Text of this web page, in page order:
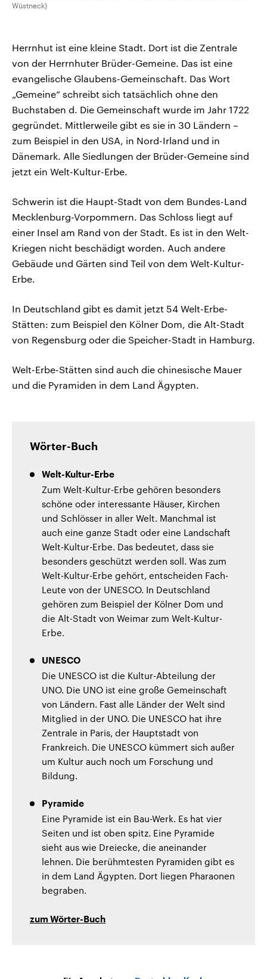
Wüstneck)
Herrnhut ist eine kleine Stadt. Dort ist die Zentrale
von der Herrnhuter Brüder-Gemeine. Das ist eine
evangelische Glaubens-Gemeinschaft. Das Wort
„Gemeine“ schreibt sich tatsächlich ohne den
Buchstaben d. Die Gemeinschaft wurde im Jahr 1722
gegründet. Mittlerweile gibt es sie in 30 Ländern –
zum Beispiel in den USA, in Nord-Irland und in
Dänemark. Alle Siedlungen der Brüder-Gemeine sind
jetzt ein Welt-Kultur-Erbe.
Schwerin ist die Haupt-Stadt von dem Bundes-Land
Mecklenburg-Vorpommern. Das Schloss liegt auf
einer Insel am Rand von der Stadt. Es ist in den Welt-
Kriegen nicht beschädigt worden. Auch andere
Gebäude und Gärten sind Teil von dem Welt-Kultur-
Erbe.
In Deutschland gibt es damit jetzt 54 Welt-Erbe-
Stätten: zum Beispiel den Kölner Dom, die Alt-Stadt
von Regensburg oder die Speicher-Stadt in Hamburg.
Welt-Erbe-Stätten sind auch die chinesische Mauer
und die Pyramiden in dem Land Ägypten.
Wörter-Buch
Welt-Kultur-Erbe
Zum Welt-Kultur-Erbe gehören besonders
schöne oder interessante Häuser, Kirchen
und Schlösser in aller Welt. Manchmal ist
auch eine ganze Stadt oder eine Landschaft
Welt-Kultur-Erbe. Das bedeutet, dass sie
besonders geschützt werden soll. Was zum
Welt-Kultur-Erbe gehört, entscheiden Fach-
Leute von der UNESCO. In Deutschland
gehören zum Beispiel der Kölner Dom und
die Alt-Stadt von Weimar zum Welt-Kultur-
Erbe.
UNESCO
Die UNESCO ist die Kultur-Abteilung der
UNO. Die UNO ist eine große Gemeinschaft
von Ländern. Fast alle Länder der Welt sind
Mitglied in der UNO. Die UNESCO hat ihre
Zentrale in Paris, der Hauptstadt von
Frankreich. Die UNESCO kümmert sich außer
um Kultur auch noch um Forschung und
Bildung.
Pyramide
Eine Pyramide ist ein Bau-Werk. Es hat vier
Seiten und ist oben spitz. Eine Pyramide
sieht aus wie Dreiecke, die aneinander
lehnen. Die berühmtesten Pyramiden gibt es
in dem Land Ägypten. Dort liegen Pharaonen
begraben.
zum Wörter-Buch